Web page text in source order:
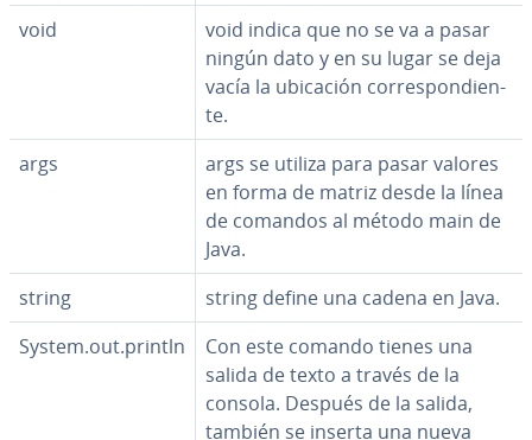
void
void indica que no se va a pasar
ningún dato y en su lugar se deja
vacía la ubicación co­rre­s­po­n­die­n­
te.
args
args se utiliza para pasar valores
en forma de matriz desde la línea
de comandos al método main de
Java.
string
string define una cadena en Java.
System.out.println
Con este comando tienes una
salida de texto a través de la
consola. Después de la salida,
también se inserta una nueva